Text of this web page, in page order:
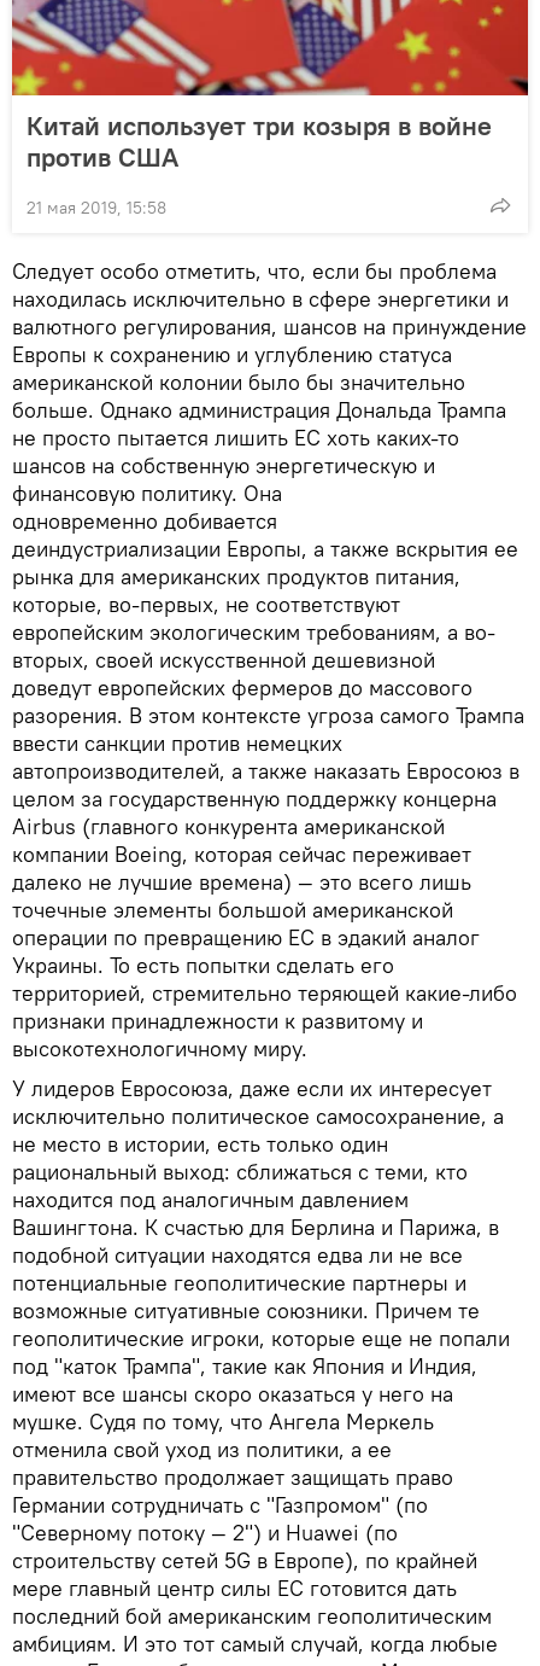
Китай использует три козыря в войне
против США
21 мая 2019, 15:58
Следует особо отметить, что, если бы проблема
находилась исключительно в сфере энергетики и
валютного регулирования, шансов на принуждение
Европы к сохранению и углублению статуса
американской колонии было бы значительно
больше. Однако администрация Дональда Трампа
не просто пытается лишить ЕС хоть каких-то
шансов на собственную энергетическую и
финансовую политику. Она
одновременно добивается
деиндустриализации Европы, а также вскрытия ее
рынка для американских продуктов питания,
которые, во-первых, не соответствуют
европейским экологическим требованиям, а во-
вторых, своей искусственной дешевизной
доведут европейских фермеров до массового
разорения. В этом контексте угроза самого Трампа
ввести санкции против немецких
автопроизводителей, а также наказать Евросоюз в
целом за государственную поддержку концерна
Airbus (главного конкурента американской
компании Boeing, которая сейчас переживает
далеко не лучшие времена) — это всего лишь
точечные элементы большой американской
операции по превращению ЕС в эдакий аналог
Украины. То есть попытки сделать его
территорией, стремительно теряющей какие-либо
признаки принадлежности к развитому и
высокотехнологичному миру.
У лидеров Евросоюза, даже если их интересует
исключительно политическое самосохранение, а
не место в истории, есть только один
рациональный выход: сближаться с теми, кто
находится под аналогичным давлением
Вашингтона. К счастью для Берлина и Парижа, в
подобной ситуации находятся едва ли не все
потенциальные геополитические партнеры и
возможные ситуативные союзники. Причем те
геополитические игроки, которые еще не попали
под "каток Трампа", такие как Япония и Индия,
имеют все шансы скоро оказаться у него на
мушке. Судя по тому, что Ангела Меркель
отменила свой уход из политики, а ее
правительство продолжает защищать право
Германии сотрудничать с "Газпромом" (по
"Северному потоку — 2") и Huawei (по
строительству сетей 5G в Европе), по крайней
мере главный центр силы ЕС готовится дать
последний бой американским геополитическим
амбициям. И это тот самый случай, когда любые